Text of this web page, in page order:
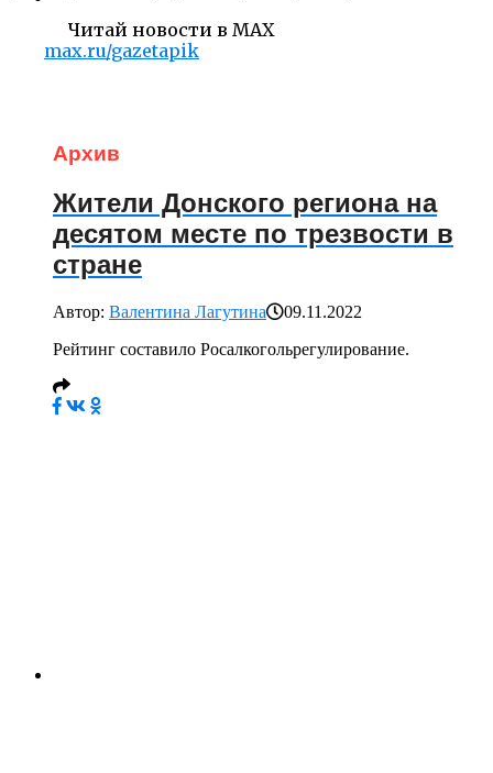
Читай новости в MAX
max.ru/gazetapik
Архив
Жители Донского региона на
десятом месте по трезвости в
стране
Автор: Валентина Лагутина
09.11.2022
Рейтинг составило Росалкогольрегулирование.